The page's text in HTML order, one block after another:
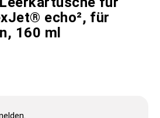
echo², für
160 ml